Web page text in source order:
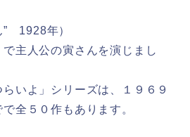
” 1928年）
主人公の寅さんを演じまし
いよ」シリーズは、１９６９
全５０作もあります。